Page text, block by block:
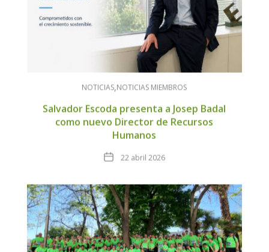
NOTICIAS NOTICIAS MIEMBROS
Salvador Escoda presenta a Josep Badal
como nuevo Director de Recursos
Humanos
Fecha22 abril 2026